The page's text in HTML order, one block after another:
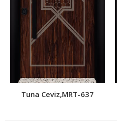
Tuna Ceviz,MRT-637